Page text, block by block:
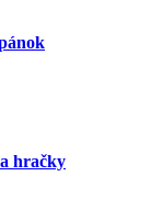
hračky